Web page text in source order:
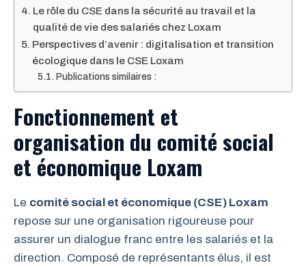
Le rôle du CSE dans la sécurité au travail et la
qualité de vie des salariés chez Loxam
Perspectives d’avenir : digitalisation et transition
écologique dans le CSE Loxam
Publications similaires :
Fonctionnement et
organisation du comité social
et économique Loxam
Le comité social et économique (CSE) Loxam
repose sur une organisation rigoureuse pour
assurer un dialogue franc entre les salariés et la
direction. Composé de représentants élus, il est